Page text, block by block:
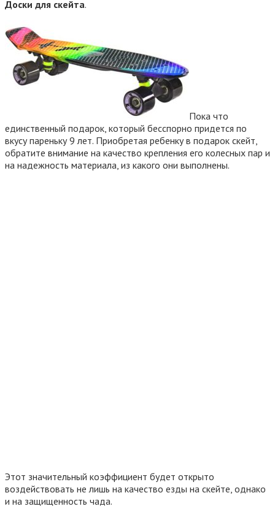
Доски для скейта.
Пока что
единственный подарок, который бесспорно придется по
вкусу пареньку 9 лет. Приобретая ребенку в подарок скейт,
обратите внимание на качество крепления его колесных пар и
на надежность материала, из какого они выполнены.
Этот значительный коэффициент будет открыто
воздействовать не лишь на качество езды на скейте, однако
и на защищенность чада.